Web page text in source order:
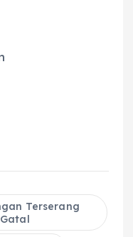
Terserang